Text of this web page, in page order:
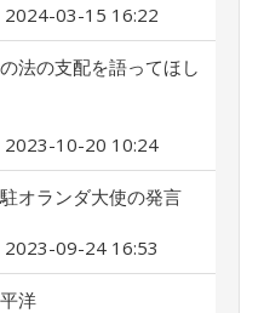
2024-03-15 16:22
法の支配を語ってほし
2023-10-20 10:24
オランダ大使の発言
2023-09-24 16:53
洋